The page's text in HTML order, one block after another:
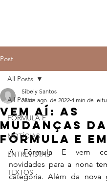
Post
All Posts
FÓRMULA E
NOTÍCIAS
ENTREVISTAS
TEXTOS
All Posts
Vem aí: As
mudanças da
Fórmula E em
Sibely Santos
25 de ago. de 2022 4 min de
A Fórmula E vem
novidades para a nona
categoria. Além da nova